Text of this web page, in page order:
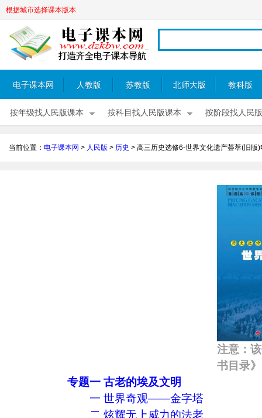
根据城市选择课本版本
电子课本网 人教版 苏教版 北师大版 教科版
按年级找人民版课本 按科目找人民版课本 按阶段找人民
当前位置： 电子课本网 > 人民版 > 历史 > 高三历史选修6-世界文化遗产荟萃(旧版
注意：
书目录
专题一 古老的埃及文明
一 世界奇观——金字塔
二 炫耀无上威力的法老